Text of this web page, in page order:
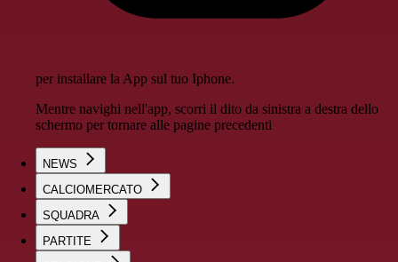
per installare la App sul tuo Iphone.
Mentre navighi nell'app, scorri il dito da sinistra a destra dello
schermo per tornare alle pagine precedenti
NEWS
CALCIOMERCATO
SQUADRA
PARTITE